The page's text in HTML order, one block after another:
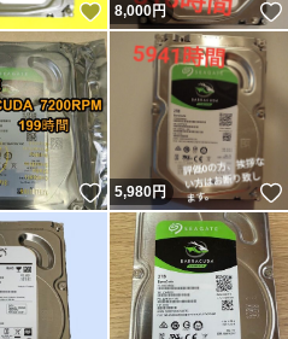
いいね！
8,000円
いいね！
5,980円